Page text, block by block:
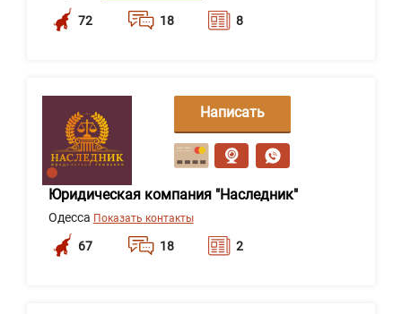
72 18 8
Юридическая компания "Наследник"
Одесса Показать контакты
67 18 2
Написать
сообщение